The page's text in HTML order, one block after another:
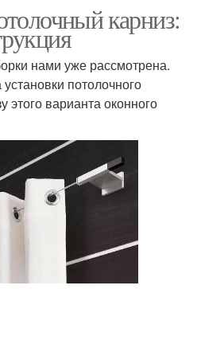
карниз:
нами уже рассмотрена.
потолочного
этого варианта оконного